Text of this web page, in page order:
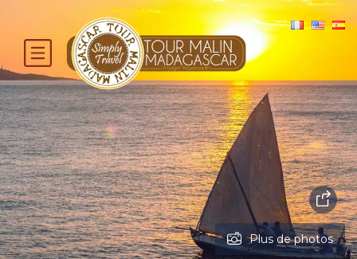
Plus de photos